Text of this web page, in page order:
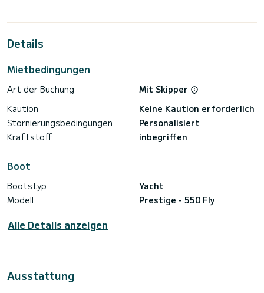
Details
Mietbedingungen
Art der Buchung
Mit Skipper
Kaution
Keine Kaution erforderlich
Stornierungsbedingungen
Personalisiert
Kraftstoff
inbegriffen
Boot
Bootstyp
Yacht
Modell
Prestige - 550 Fly
Alle Details anzeigen
Ausstattung